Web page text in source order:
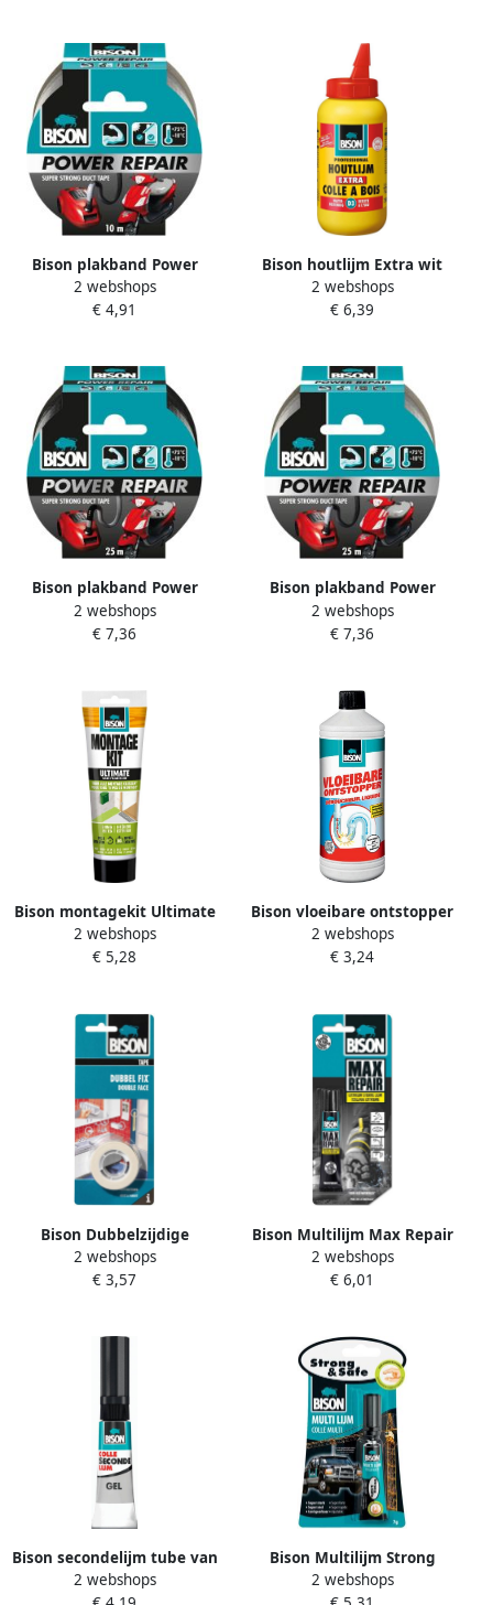
Bison plakband Power
Repair ft 48 mm x 10 m grijs
2 webshops
€ 4,91
Bison houtlijm Extra wit
flacon van 250 gram
2 webshops
€ 6,39
Bison plakband Power
Repair ft 48 mm x 25 m
zwart
2 webshops
€ 7,36
Bison plakband Power
Repair ft 48 mm x 25 m grijs
2 webshops
€ 7,36
Bison montagekit Ultimate
tube van 165 g
2 webshops
€ 5,28
Bison vloeibare ontstopper
fles van 1 l
2 webshops
€ 3,24
Bison Dubbelzijdige
plakband
2 webshops
€ 3,57
Bison Multilijm Max Repair
20 g
2 webshops
€ 6,01
Bison secondelijm tube van
3 g op blister
2 webshops
Bison Multilijm Strong
&amp Safe 7 g
2 webshops